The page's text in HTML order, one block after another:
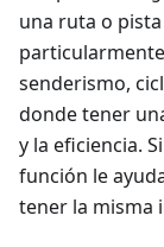
una ruta o
senderismo,
donde tener
y la eficiencia.
función le
tener la misma